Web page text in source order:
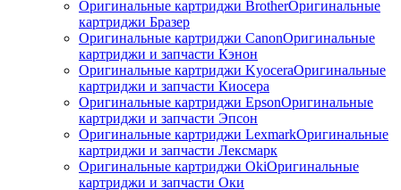
Оригинальные картриджи BrotherОригинальные
картриджи Бразер
Оригинальные картриджи CanonОригинальные
картриджи и запчасти Кэнон
Оригинальные картриджи KyoceraОригинальные
картриджи и запчасти Киосера
Оригинальные картриджи EpsonОригинальные
картриджи и запчасти Эпсон
Оригинальные картриджи LexmarkОригинальные
картриджи и запчасти Лексмарк
Оригинальные картриджи ОkiОригинальные
картриджи и запчасти Оки